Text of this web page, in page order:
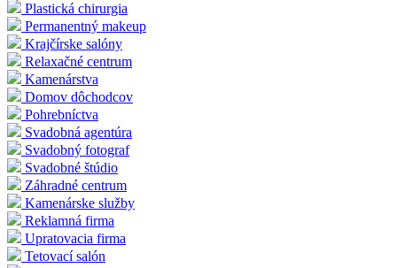
Plastická chirurgia
Permanentný makeup
Krajčírske salóny
Relaxačné centrum
Kamenárstva
Domov dôchodcov
Pohrebníctva
Svadobná agentúra
Svadobný fotograf
Svadobné štúdio
Záhradné centrum
Kamenárske služby
Reklamná firma
Upratovacia firma
Tetovací salón